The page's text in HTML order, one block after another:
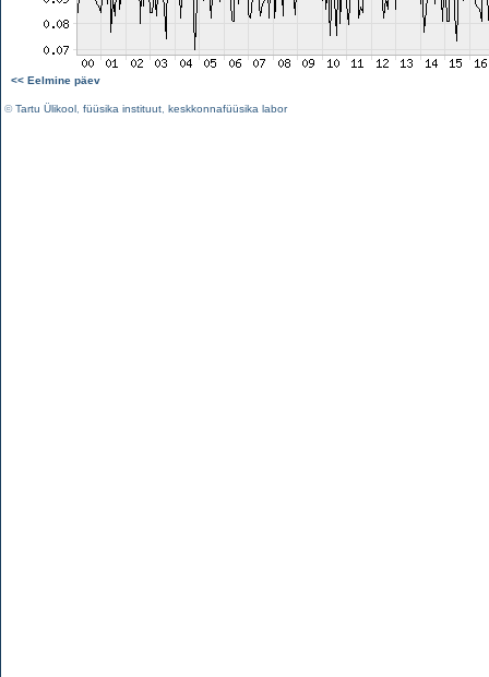
<< Eelmine päev
©Tartu Ülikool füüsika instituut keskkonnafüüsika labor